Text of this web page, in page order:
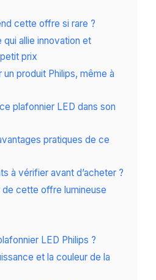
cette offre si rare ?
qui allie innovation et
prix
un produit Philips, même à
plafonnier LED dans son
pratiques de ce
à vérifier avant d’acheter ?
de cette offre lumineuse
LED Philips ?
et la couleur de la